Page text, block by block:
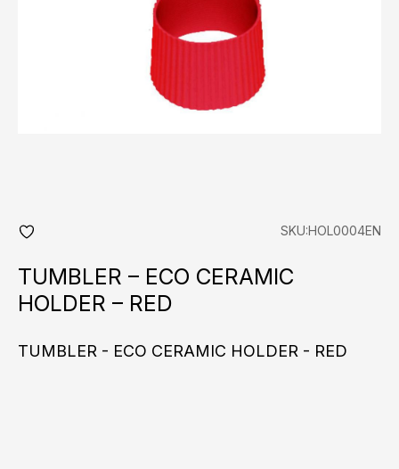
fav
SKU:HOL0004EN
TUMBLER – ECO CERAMIC
HOLDER – RED
TUMBLER - ECO CERAMIC HOLDER - RED